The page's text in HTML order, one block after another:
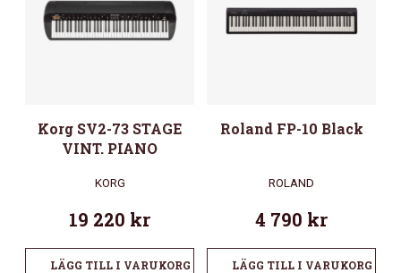
Korg SV2-73 STAGE
VINT. PIANO
KORG
19 220 kr
LÄGG TILL I VARUKORG
Roland FP-10 Black
ROLAND
4 790 kr
LÄGG TILL I VARUKORG